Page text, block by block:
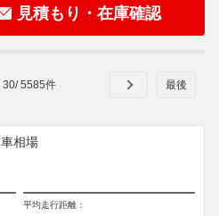
見積もり・在庫確認
30/5585件
相場
平均走行距離：